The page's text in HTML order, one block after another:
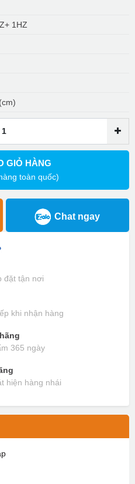
1HZ
GIỎ HÀNG
toàn quốc)
Chat ngay
đặt tận nơi
khi nhận hàng
365 ngày
hiện hàng nhái